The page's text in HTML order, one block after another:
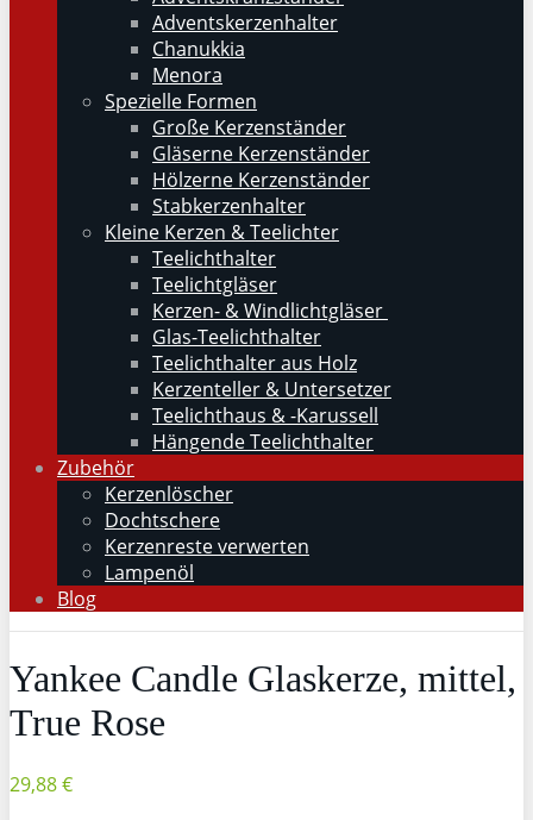
Adventskerzenhalter
Chanukkia
Menora
Spezielle Formen
Große Kerzenständer
Gläserne Kerzenständer
Hölzerne Kerzenständer
Stabkerzenhalter
Kleine Kerzen & Teelichter
Teelichthalter
Teelichtgläser
Kerzen- & Windlichtgläser
Glas-Teelichthalter
Teelichthalter aus Holz
Kerzenteller & Untersetzer
Teelichthaus & -Karussell
Hängende Teelichthalter
Zubehör
Kerzenlöscher
Dochtschere
Kerzenreste verwerten
Lampenöl
Blog
Yankee Candle Glaskerze, mittel,
True Rose
29,88 €